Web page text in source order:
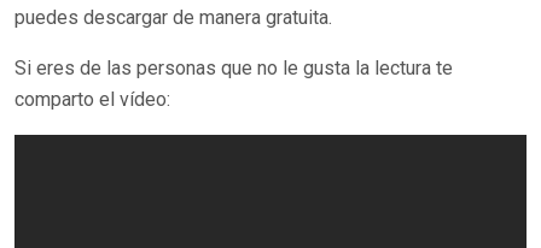
puedes descargar de manera gratuita.
Si eres de las personas que no le gusta la lectura te
comparto el vídeo: